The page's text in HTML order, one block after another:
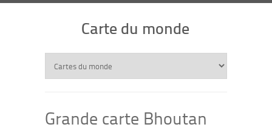
Carte du monde
Grande carte Bhoutan